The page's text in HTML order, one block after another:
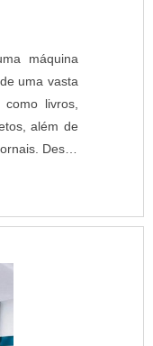
máquina
uma vasta
livros,
além de
Desse
de
impressora
pois ela é
confere